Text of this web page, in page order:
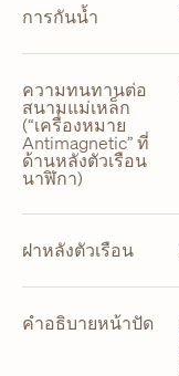
การกันน้ำ
ความทนทานต่อ
สนามแม่เหล็ก
(“เครื่องหมาย
Antimagnetic” ที่
ด้านหลังตัวเรือน
นาฬิกา)
ฝาหลังตัวเรือน
คำอธิบายหน้าปัด